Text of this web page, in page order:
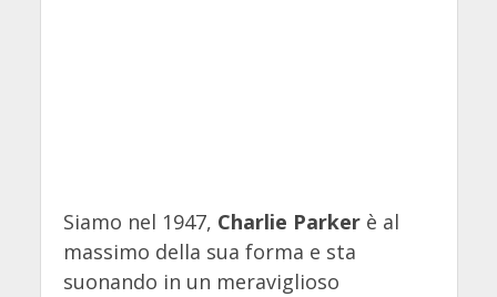
Siamo nel 1947, Charlie Parkerè al
massimo della sua forma e sta
suonando in un meraviglioso